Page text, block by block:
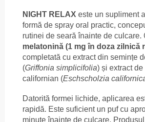
NIGHT RELAX este un supliment
formă de spray oral practic,
rutinei de seară înainte de culcare.
melatonină (1 mg în doza zilnică
completată cu extract din semințe
(Griffonia simplicifolia) și extract de
californian (Eschscholzia
Datorită formei lichide, aplicarea
rapidă. Este suficient un puf cu
minute înainte de culcare.